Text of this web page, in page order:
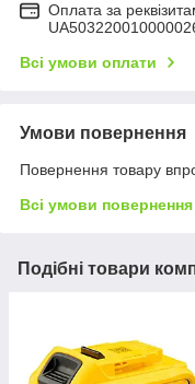
Оплата за
Всі умови оплати
Умови повернення
Повернення товару
Всі умови повернення
Подібні товари